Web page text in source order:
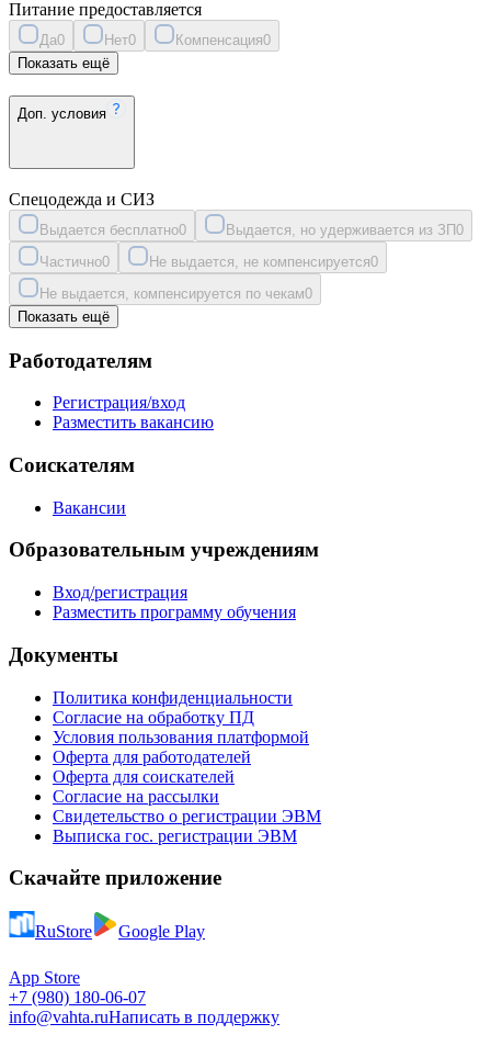
Питание предоставляется
Да0 Нет0 Компенсация0
Показать ещё
Доп. условия
Спецодежда и СИЗ
Выдается бесплатно0 Выдается, но удерживается из ЗП0
Частично0 Не выдается, не компенсируется0
Не выдается, компенсируется по чекам0
Показать ещё
Работодателям
Регистрация/вход
Разместить вакансию
Соискателям
Вакансии
Образовательным учреждениям
Вход/регистрация
Разместить программу обучения
Документы
Политика конфиденциальности
Согласие на обработку ПД
Условия пользования платформой
Оферта для работодателей
Оферта для соискателей
Согласие на рассылки
Свидетельство о регистрации ЭВМ
Выписка гос. регистрации ЭВМ
Скачайте приложение
RuStore Google Play
App Store
+7 (980) 180-06-07
info@vahta.ruНаписать в поддержку